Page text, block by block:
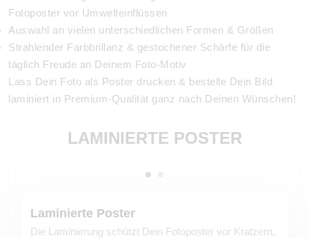
Fotoposter vor Umwelteinflüssen
Auswahl an vielen unterschiedlichen Formen & Größen
Strahlender Farbbrillanz & gestochener Schärfe für die
täglich Freude an Deinem Foto-Motiv
Lass Dein Foto als Poster drucken & bestelle Dein Bild
laminiert in Premium-Qualität ganz nach Deinen Wünschen!
LAMINIERTE POSTER
Laminierte Poster
Die Laminierung schützt Dein Fotoposter vor Kratzern,